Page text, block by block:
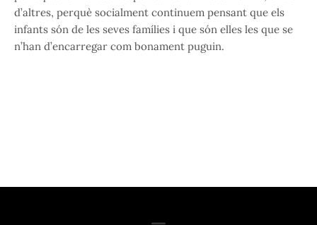
d’altres, perquè socialment continuem pensant que els
infants són de les seves famílies i que són elles les que se
n’han d’encarregar com bonament puguin.